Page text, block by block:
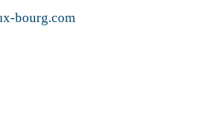
bourg.com